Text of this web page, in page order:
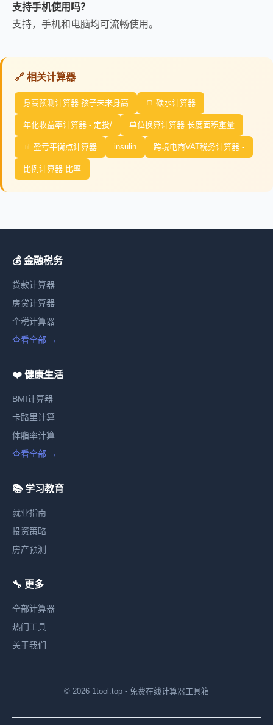
支持手机使用吗？
支持，手机和电脑均可流畅使用。
🔗 相关计算器
身高预测计算器 孩子未来身高 🍞 碳水计算器
年化收益率计算器 - 定投/ 单位换算计算器 长度面积重量
📊 盈亏平衡点计算器 insulin 跨境电商VAT税务计算器 -
比例计算器 比率
💰 金融税务
贷款计算器
房贷计算器
个税计算器
查看全部 →
❤️ 健康生活
BMI计算器
卡路里计算
体脂率计算
查看全部 →
📚 学习教育
就业指南
投资策略
房产预测
🔧 更多
全部计算器
热门工具
关于我们
© 2026 1tool.top - 免费在线计算器工具箱